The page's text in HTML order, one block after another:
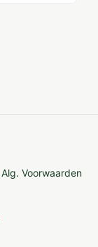
Alg. Voorwaarden